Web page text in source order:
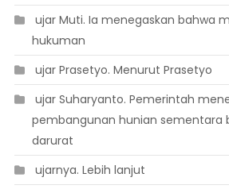
 ujar Muti. Ia menegaskan bahwa
hukuman
 ujar Prasetyo. Menurut Prasetyo
 ujar Suharyanto. Pemerintah
pembangunan hunian sementara
darurat
 ujarnya. Lebih lanjut